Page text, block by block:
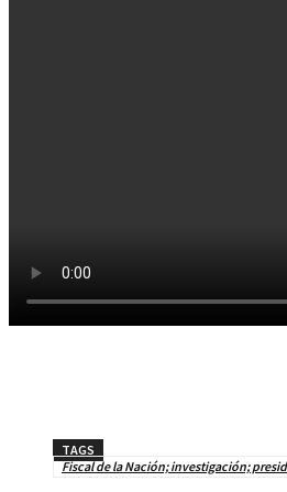
TAGS
Fiscal de la Nación; investigación;